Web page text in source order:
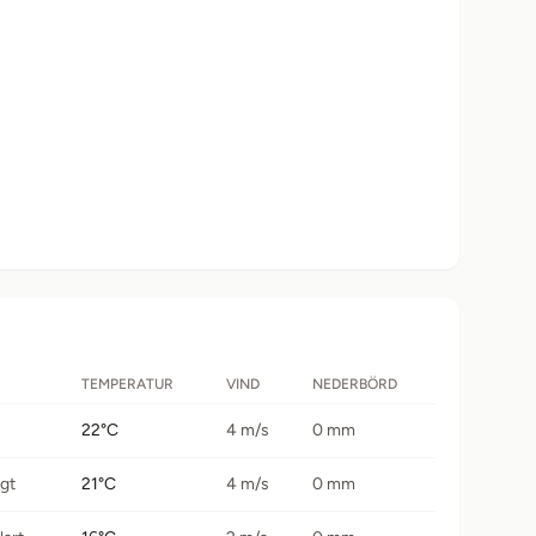
TEMPERATUR VIND NEDERBÖRD
22°C 4 m/s 0 mm
21°C 4 m/s 0 mm